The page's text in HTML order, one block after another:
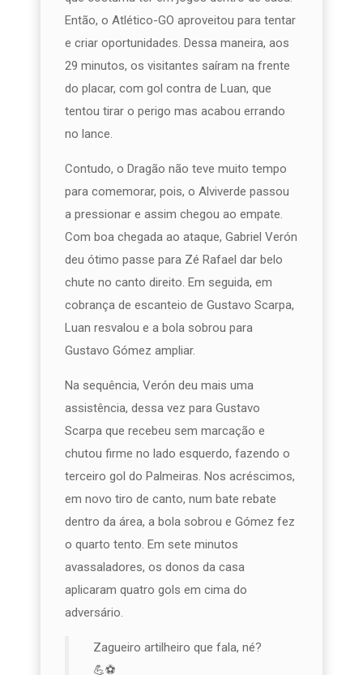
Então, o Atlético-GO aproveitou para tentar
e criar oportunidades. Dessa maneira, aos
29 minutos, os visitantes saíram na frente
do placar, com gol contra de Luan, que
tentou tirar o perigo mas acabou errando
no lance.
Contudo, o Dragão não teve muito tempo
para comemorar, pois, o Alviverde passou
a pressionar e assim chegou ao empate.
Com boa chegada ao ataque, Gabriel Verón
deu ótimo passe para Zé Rafael dar belo
chute no canto direito. Em seguida, em
cobrança de escanteio de Gustavo Scarpa,
Luan resvalou e a bola sobrou para
Gustavo Gómez ampliar.
Na sequência, Verón deu mais uma
assistência, dessa vez para Gustavo
Scarpa que recebeu sem marcação e
chutou firme no lado esquerdo, fazendo o
terceiro gol do Palmeiras. Nos acréscimos,
em novo tiro de canto, num bate rebate
dentro da área, a bola sobrou e Gómez fez
o quarto tento. Em sete minutos
avassaladores, os donos da casa
aplicaram quatro gols em cima do
adversário.
Zagueiro artilheiro que fala, né?
💪⚽